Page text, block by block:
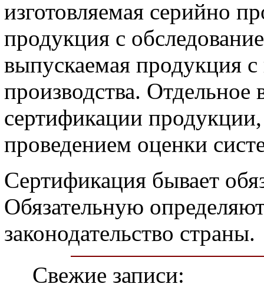
изготовляемая серийно
продукция с
выпускаемая продукция
производства. Отдельное
сертификации
проведением оценки
Сертификация бывает
Обязательную
законодательство страны.
Свежие записи: